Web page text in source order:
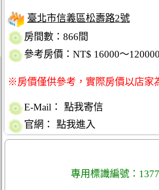
臺北市信義區松壽路2號
房間數：866間
參考房價：NT$ 16000～120000
※房價僅供參考，實際房價以店家
E-Mail：
點我寄信
官網：
點我進入
專用標識編號：1377